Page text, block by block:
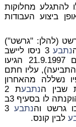
להתגלע מחלוקות
ביצוע העבודות
(להלן: "גרשט")
נתבע
3 ניסו ליישב
את המחלוקות ולקדם את הבניה. ביום 21.9.1997 הגיעו
עליו חתם
נשללה מהאחרון
שבין הנתבע
ת 2
ת ובאישור שלבי הבניה, סמכות שהוקנתה לו בסעיף 3ב
גרשט והנתבע 3
לבין קונס.